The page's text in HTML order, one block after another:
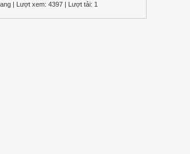
| Lượt xem: 4397 | Lượt tải: 1